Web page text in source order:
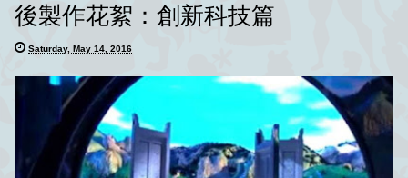
後製作花絮：創新科技篇
Saturday, May 14, 2016